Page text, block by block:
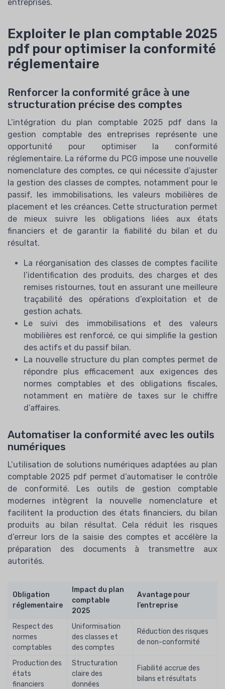
entreprises.
Exploiter le plan comptable 2025
pdf pour optimiser la conformité
réglementaire
Renforcer la conformité grâce à une
structuration précise des comptes
L’intégration du plan comptable 2025 pdf dans la
gestion comptable des entreprises représente une
opportunité pour optimiser la conformité
réglementaire. La réforme du PCG impose une nouvelle
nomenclature des comptes, ce qui nécessite d’ajuster
la gestion des classes de comptes, notamment pour le
passif, les immobilisations, les valeurs mobilières de
placement et les créances. Cette structuration permet
de mieux suivre les obligations liées aux états
financiers et de garantir la fiabilité du bilan et du
résultat.
La réorganisation des classes de comptes facilite
l’identification des produits, des charges et des
remises ristournes, tout en assurant une meilleure
traçabilité des opérations d’exploitation et de
gestion achats.
Le suivi des immobilisations et des valeurs
mobilières est renforcé, ce qui simplifie la gestion
des actifs et du passif bilan.
La nouvelle structure du plan comptes permet de
répondre plus efficacement aux exigences des
normes comptables et des obligations fiscales,
notamment en matière de taxes sur le chiffre
d’affaires.
Automatiser la conformité avec les outils
numériques
L’utilisation de solutions numériques adaptées au plan
comptable 2025 pdf permet d’automatiser le contrôle
de conformité. Les outils de gestion comptable
modernes intègrent la nouvelle nomenclature et
facilitent la production des états financiers, du bilan
produits au bilan résultat. Cela réduit les risques
d’erreur lors de la saisie des comptes et accélère la
préparation des documents à transmettre aux
autorités.
Obligation
réglementaire
Impact du plan
comptable
2025
Avantage pour
l’entreprise
Respect des
normes
comptables
Uniformisation
des classes et
des comptes
Réduction des risques
de non-conformité
Production des
états
financiers
Structuration
claire des
données
Fiabilité accrue des
bilans et résultats
*En remplissant ce formulaire, j’accepte d’être
contacté(e) à des fins commerciales par DAF Market et ses
partenaires.